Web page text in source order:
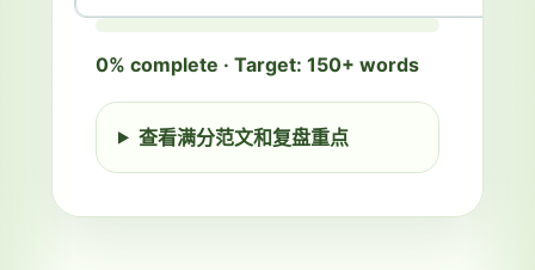
WritingIELTS Writing 1 of 3
The chart below shows the percentage
of commuters using four types of
transport in a city in 2010 and 2025.
中
0% complete · Target: 150+ words
查看满分范文和复盘重点